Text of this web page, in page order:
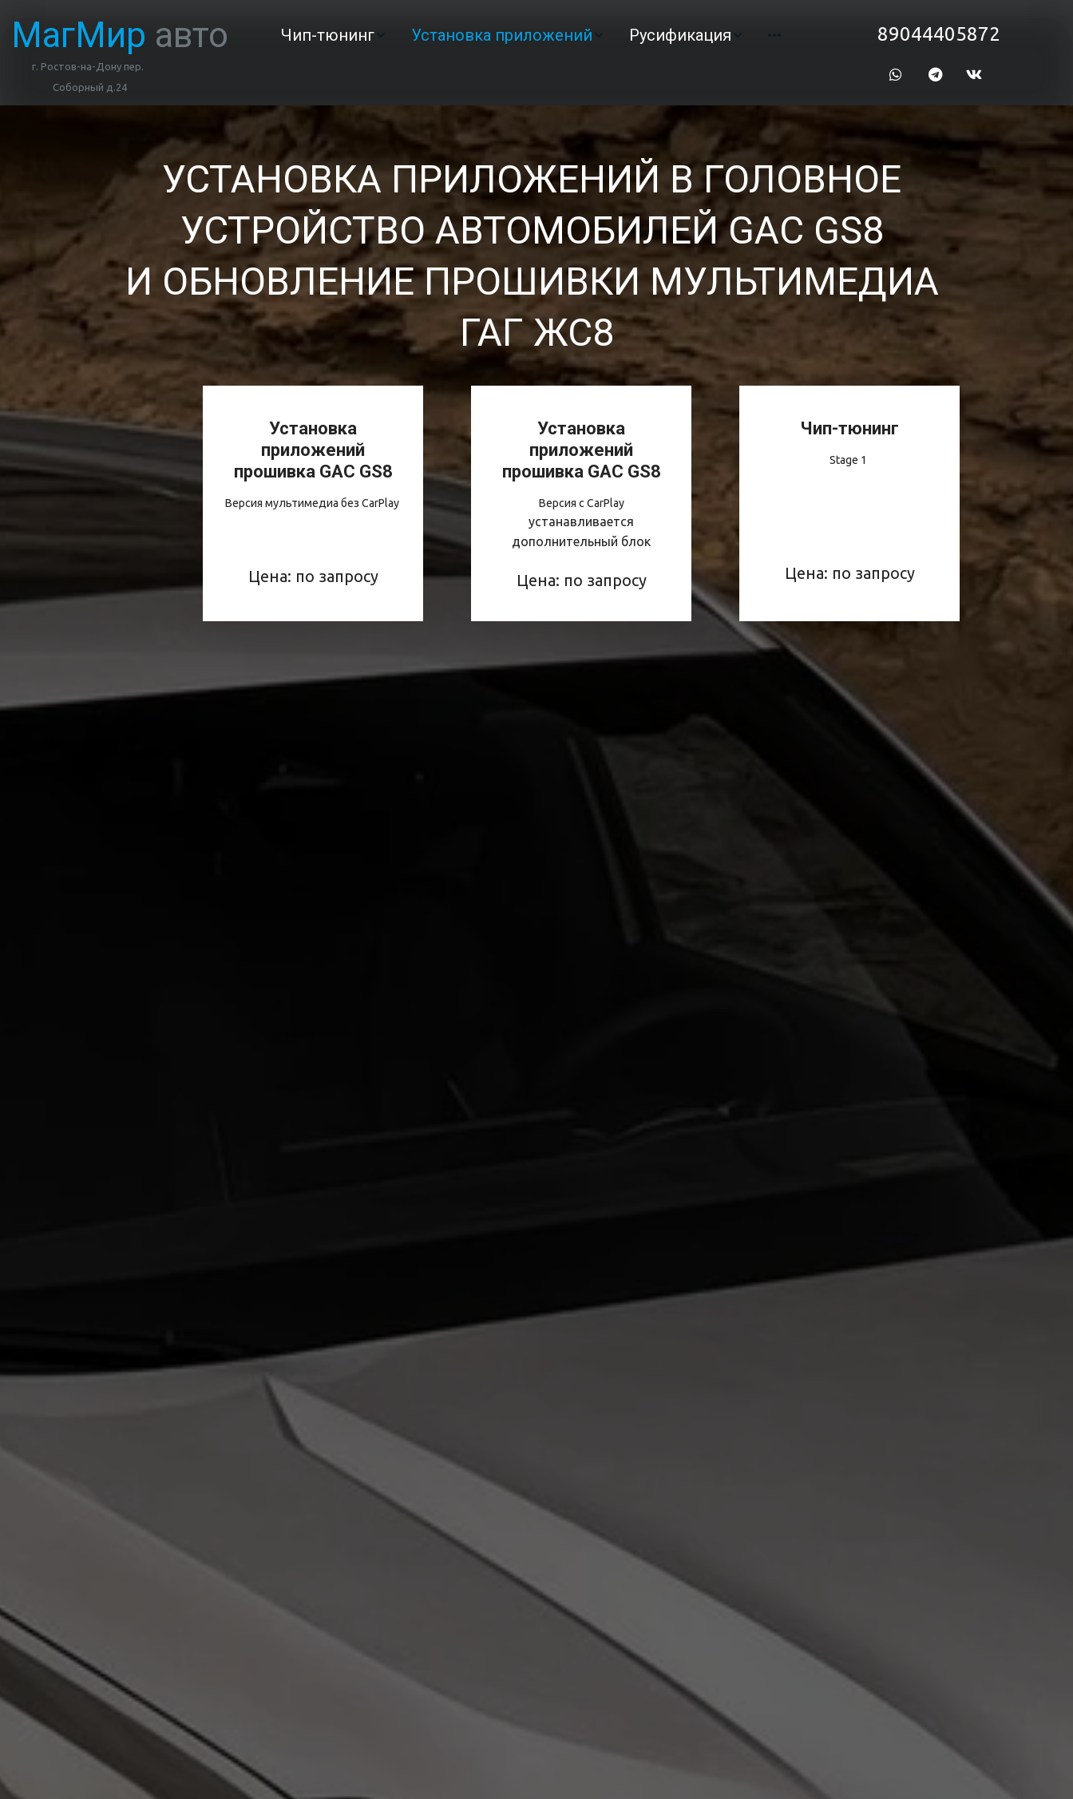
МагМир авто Чип-тюнинг Установка приложений Русификация 89044405872
г. Ростов-на-Дону пер.
Соборный д.24
УСТАНОВКА ПРИЛОЖЕНИЙ В ГОЛОВНОЕ
УСТРОЙСТВО АВТОМОБИЛЕЙ GAC GS8
И ОБНОВЛЕНИЕ ПРОШИВКИ МУЛЬТИМЕДИА
ГАГ ЖС8
Установка
приложений
прошивка GAC GS8
Цена: по запросу
Версия мультимедиа без CarPlay
Установка
приложений
прошивка GAC GS8
Цена: по запросу
Версия с CarPlay
устанавливается
дополнительный блок
Чип-тюнинг
Цена: по запросу
Stage 1